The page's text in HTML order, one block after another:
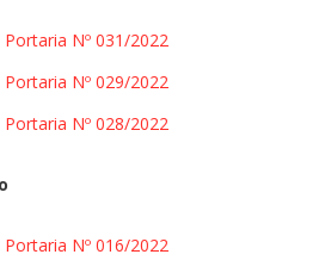
Portaria Nº 031/2022
Portaria Nº 029/2022
Portaria Nº 028/2022
Portaria Nº 016/2022